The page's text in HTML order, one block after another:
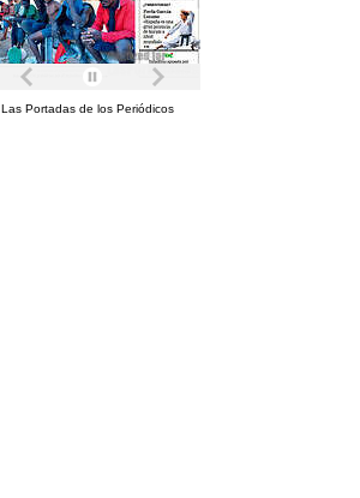
Las Portadas de los Periódicos